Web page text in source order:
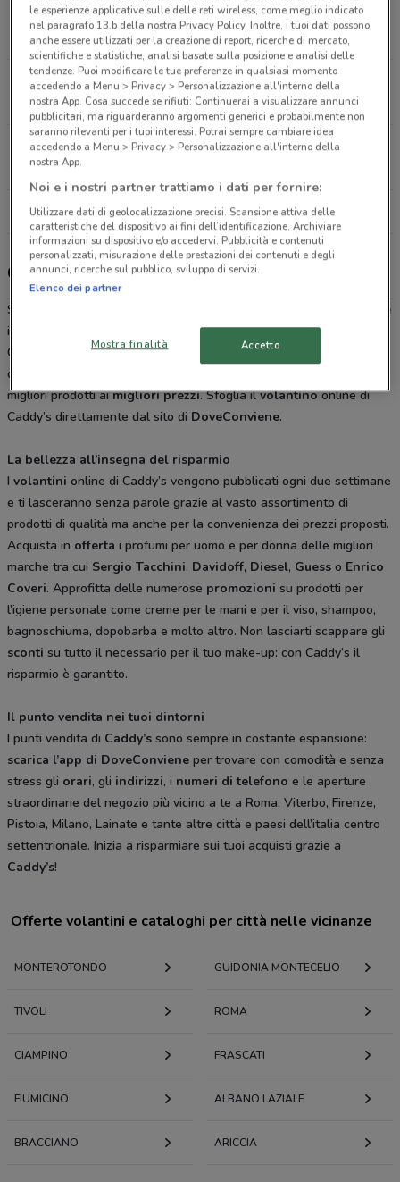
Via dei Serpenti 155 Roma
20.3 km
APERTO
Via Pietro Maffi 80/C Roma
21.7 km
Piazza Testaccio 32 Roma
22.3 km
Tutti i negozi Caddy's
Caddy's, offerte e negozi
Se stai cercando un’idea per un regalo o
dove conviene comprare
il tuo nuovo profumo Caddy’s è la risposta alla tua domanda.
Catena di negozi specializzata nella vendita di prodotti per l’igiene
della persona e la cura della casa, da Caddy’s troverai sempre i
migliori prodotti aimigliori prezzi. Sfoglia ilvolantinoonline di
Caddy’s direttamente dal sito di DoveConviene.
La bellezza all’insegna del risparmio
I volantini online di Caddy’s vengono pubblicati ogni due settimane
e ti lasceranno senza parole grazie al vasto assortimento di
prodotti di qualità ma anche per la convenienza dei prezzi proposti.
Acquista in offerta i profumi per uomo e per donna delle migliori
marche tra cui Sergio Tacchini, Davidoff, Diesel, Guess o Enrico
Coveri. Approfitta delle numerose promozioni su prodotti per
l’igiene personale come creme per le mani e per il viso, shampoo,
bagnoschiuma, dopobarba e molto altro. Non lasciarti scappare gli
sconti su tutto il necessario per il tuo make-up: con Caddy’s il
risparmio è garantito.
Il punto vendita nei tuoi dintorni
I punti vendita di Caddy’s sono sempre in costante espansione:
scarica l’app di DoveConviene per trovare con comodità e senza
stress gli orari, gli indirizzi, i numeri di telefono e le aperture
straordinarie del negozio più vicino a te a Roma, Viterbo, Firenze,
Pistoia, Milano, Lainate e tante altre città e paesi dell’italia centro
settentrionale. Inizia a risparmiare sui tuoi acquisti grazie a
Caddy’s!
Offerte volantini e cataloghi per città nelle vicinanze
MONTEROTONDO GUIDONIA MONTECELIO
TIVOLI ROMA
CIAMPINO FRASCATI
FIUMICINO ALBANO LAZIALE
BRACCIANO ARICCIA
le esperienze applicative sulle delle reti wireless, come meglio indicato
nel paragrafo 13.b della nostra Privacy Policy. Inoltre, i tuoi dati possono
anche essere utilizzati per la creazione di report, ricerche di mercato,
scientifiche e statistiche, analisi basate sulla posizione e analisi delle
tendenze. Puoi modificare le tue preferenze in qualsiasi momento
accedendo a Menu > Privacy > Personalizzazione all'interno della
nostra App. Cosa succede se rifiuti: Continuerai a visualizzare annunci
pubblicitari, ma riguarderanno argomenti generici e probabilmente non
saranno rilevanti per i tuoi interessi. Potrai sempre cambiare idea
accedendo a Menu > Privacy > Personalizzazione all'interno della
nostra App.
Noi e i nostri partner trattiamo i dati per fornire:
Utilizzare dati di geolocalizzazione precisi. Scansione attiva delle
caratteristiche del dispositivo ai fini dell’identificazione. Archiviare
informazioni su dispositivo e/o accedervi. Pubblicità e contenuti
personalizzati, misurazione delle prestazioni dei contenuti e degli
annunci, ricerche sul pubblico, sviluppo di servizi.
Elenco dei partner
Mostra finalità Accetto